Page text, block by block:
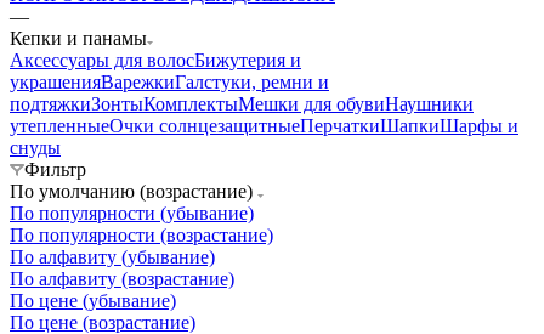
—
Кепки и панамы
Аксессуары для волосБижутерия и
украшенияВарежкиГалстуки, ремни и
подтяжкиЗонтыКомплектыМешки для обувиНаушники
утепленныеОчки солнцезащитныеПерчаткиШапкиШарфы и
снуды
Фильтр
По умолчанию (возрастание)
По популярности (убывание)
По популярности (возрастание)
По алфавиту (убывание)
По алфавиту (возрастание)
По цене (убывание)
По цене (возрастание)